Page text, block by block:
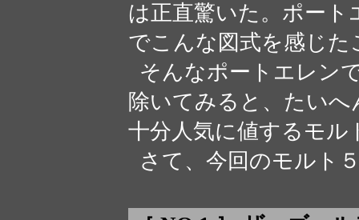
は正直驚いた。ポー
でこんな図式を感じ
そんなポートエレン
除いてみると、たい
十分人気に値するモ
さて、今回のモルト